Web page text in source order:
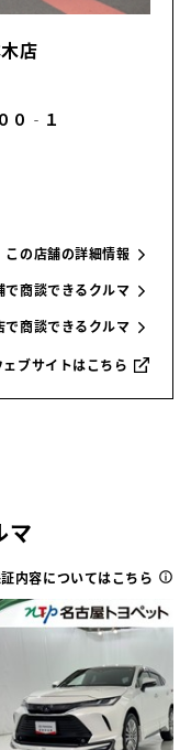
店
０‐１
この店舗の詳細情報
で商談できるクルマ
で商談できるクルマ
ブサイトはこちら
マ
内容についてはこちら